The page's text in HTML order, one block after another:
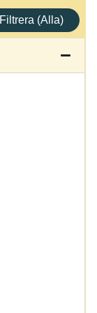
Filtrera (Alla)